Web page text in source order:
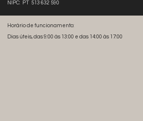
NIPC: PT 513 632 590
Horário de funcionamento:
Dias úteis, das 9:00 às 13:00 e das 14:00 às 17:00